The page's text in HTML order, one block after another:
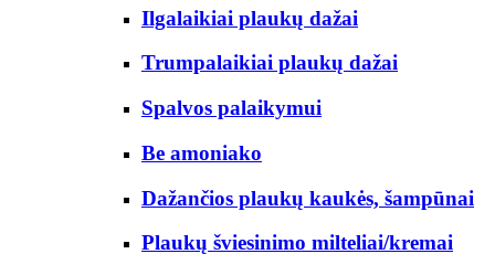
Ilgalaikiai plaukų dažai
Trumpalaikiai plaukų dažai
Spalvos palaikymui
Be amoniako
Dažančios plaukų kaukės, šampūnai
Plaukų šviesinimo milteliai/kremai